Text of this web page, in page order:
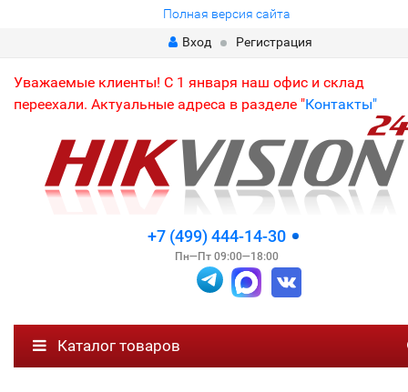
Полная версия сайта
Вход
Регистрация
Уважаемые клиенты! С 1 января наш офис и склад
переехали. Актуальные адреса в разделе "Контакты"
+7 (499) 444-14-30
Пн—Пт 09:00—18:00
Каталог товаров